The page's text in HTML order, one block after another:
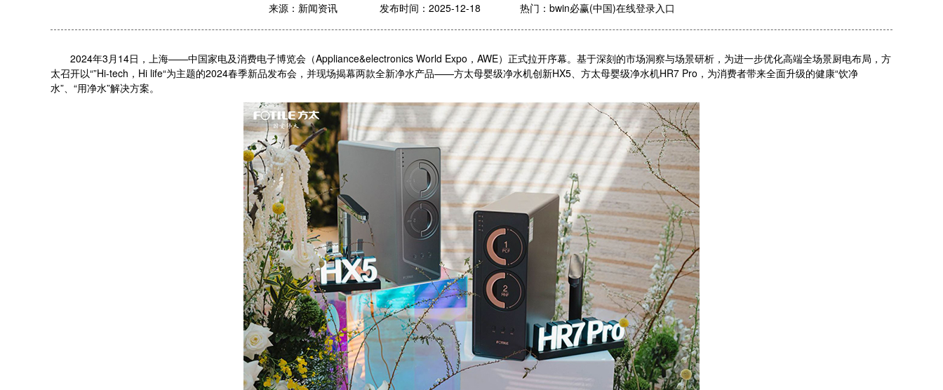
来源： 新闻资讯 发布时间：2025-12-18 热门： bwin必赢(中国)在线登录入口
2024年3月14日，上海——中国家电及消费电子博览会（Appliance&electronics World Expo，AWE）正式拉开序幕。基于深刻的市场洞察与场景研析，为进一步优化高端全场景厨电布局，方
太召开以“”Hi-tech，Hi life“为主题的2024春季新品发布会，并现场揭幕两款全新净水产品——方太母婴级净水机创新HX5、方太母婴级净水机HR7 Pro，为消费者带来全面升级的健康“饮净
水”、“用净水”解决方案。